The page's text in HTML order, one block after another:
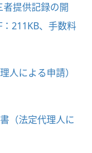
提供記録の開
211KB、手数料
人による申請）
（法定代理人に